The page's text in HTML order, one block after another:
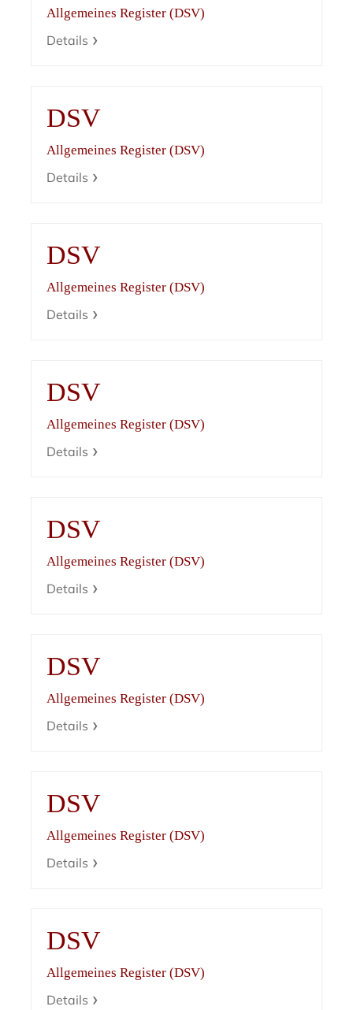
Allgemeines Register (DSV)
Details
DSV
Allgemeines Register (DSV)
Details
DSV
Allgemeines Register (DSV)
Details
DSV
Allgemeines Register (DSV)
Details
DSV
Allgemeines Register (DSV)
Details
DSV
Allgemeines Register (DSV)
Details
DSV
Allgemeines Register (DSV)
Details
DSV
Allgemeines Register (DSV)
Details